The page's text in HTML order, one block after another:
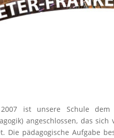
ist unsere Schule dem
angeschlossen, das
Die pädagogische Aufgabe